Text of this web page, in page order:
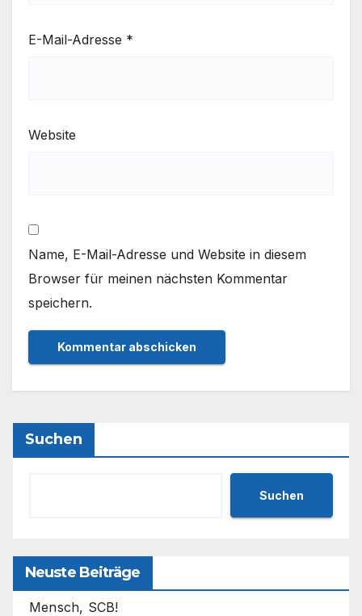
E-Mail-Adresse *
Website
Name, E-Mail-Adresse und Website in diesem
Browser für meinen nächsten Kommentar
speichern.
Suchen
Suchen
Neuste Beiträge
Mensch, SCB!